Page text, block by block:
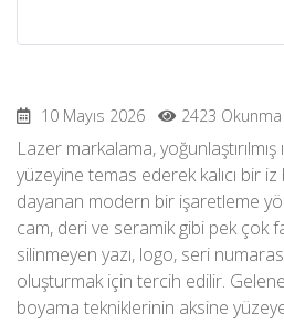
10 Mayıs 2026 2423 Okunma
Lazer markalama,
yüzeyine temas ederek kalıcı bir iz
dayanan modern bir işaretleme
cam, deri ve seramik gibi pek çok
silinmeyen yazı, logo, seri
oluşturmak için tercih edilir.
boyama tekniklerinin aksine